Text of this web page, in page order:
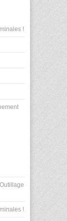
!
!